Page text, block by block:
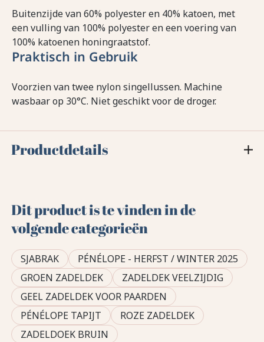
Buitenzijde van 60% polyester en 40% katoen, met
een vulling van 100% polyester en een voering van
100% katoenen honingraatstof.
Praktisch in Gebruik
Voorzien van twee nylon singellussen. Machine
wasbaar op 30°C. Niet geschikt voor de droger.
Productdetails
Dit product is te vinden in de
volgende categorieën
SJABRAK
PÉNÉLOPE - HERFST / WINTER 2025
GROEN ZADELDEK
ZADELDEK VEELZIJDIG
GEEL ZADELDEK VOOR PAARDEN
PÉNÉLOPE TAPIJT
ROZE ZADELDEK
ZADELDOEK BRUIN